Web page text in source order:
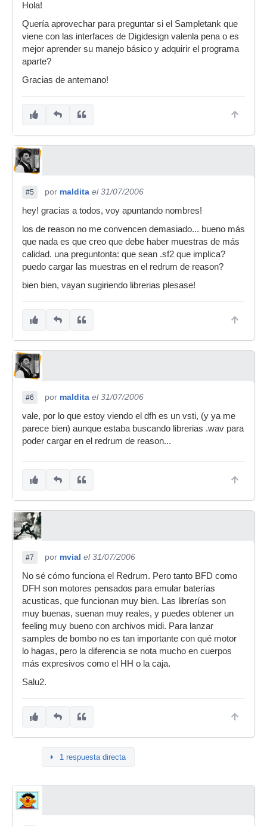
Hola!
Quería aprovechar para preguntar si el Sampletank que
viene con las interfaces de Digidesign valenla pena o es
mejor aprender su manejo básico y adquirir el programa
aparte?
Gracias de antemano!
#5 por maldita el 31/07/2006
hey! gracias a todos, voy apuntando nombres!
los de reason no me convencen demasiado... bueno más
que nada es que creo que debe haber muestras de más
calidad. una preguntonta: que sean .sf2 que implica?
puedo cargar las muestras en el redrum de reason?
bien bien, vayan sugiriendo librerias plesase!
#6 por maldita el 31/07/2006
vale, por lo que estoy viendo el dfh es un vsti, (y ya me
parece bien) aunque estaba buscando librerias .wav para
poder cargar en el redrum de reason...
#7 por mvial el 31/07/2006
No sé cómo funciona el Redrum. Pero tanto BFD como
DFH son motores pensados para emular baterías
acusticas, que funcionan muy bien. Las librerías son
muy buenas, suenan muy reales, y puedes obtener un
feeling muy bueno con archivos midi. Para lanzar
samples de bombo no es tan importante con qué motor
lo hagas, pero la diferencia se nota mucho en cuerpos
más expresivos como el HH o la caja.
Salu2.
1 respuesta directa